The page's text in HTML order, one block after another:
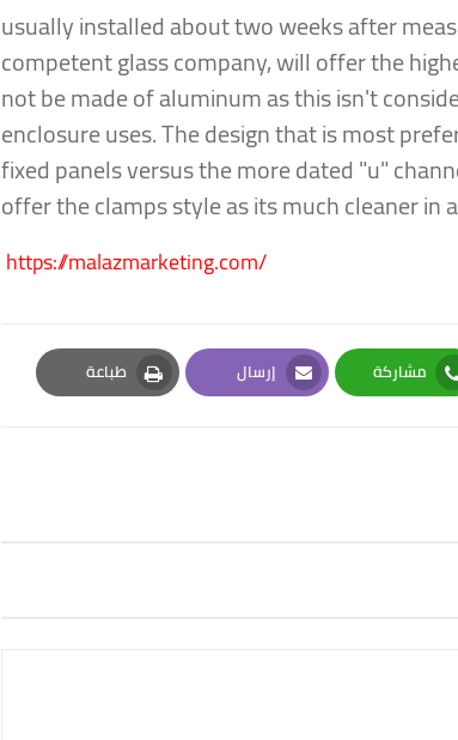
usually installed about two weeks after
competent glass company, will offer the
not be made of aluminum as this isn't
enclosure uses. The design that is most
fixed panels versus the more dated "u"
offer the clamps style as its much cleaner in
https://malazmarketing.com/
مشاركة
Whatsapp
إرسال
Email
طباعة
Print